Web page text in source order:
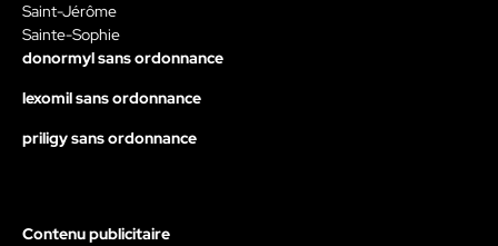
Saint-Jérôme
Sainte-Sophie
donormyl sans ordonnance
lexomil sans ordonnance
priligy sans ordonnance
Contenu publicitaire